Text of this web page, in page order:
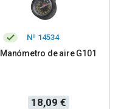
Nº 14534
Manómetro de aire G101
Precio
18,09 €